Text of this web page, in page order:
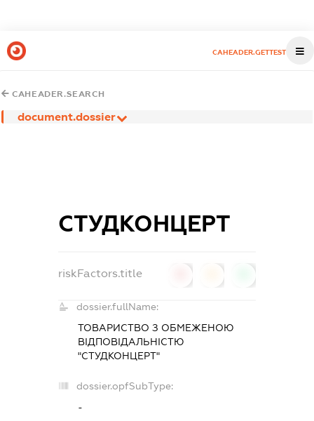
CAHEADER.GETTEST
CAHEADER.SEARCH
document.dossier
СТУДКОНЦЕРТ
riskFactors.title
dossier.fullName:
ТОВАРИСТВО З ОБМЕЖЕНОЮ
ВІДПОВІДАЛЬНІСТЮ
"СТУДКОНЦЕРТ"
dossier.opfSubType:
-